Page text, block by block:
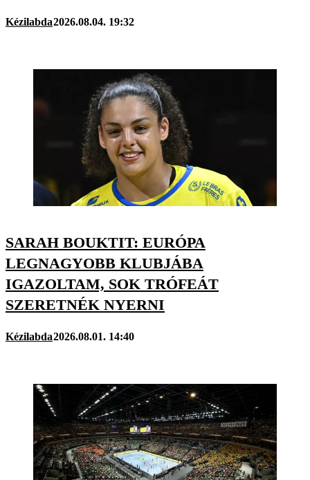
Kézilabda2026.08.04. 19:32
SARAH BOUKTIT: EURÓPA
LEGNAGYOBB KLUBJÁBA
IGAZOLTAM, SOK TRÓFEÁT
SZERETNÉK NYERNI
Kézilabda2026.08.01. 14:40